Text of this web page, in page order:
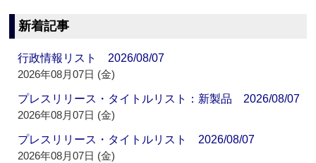
新着記事
行政情報リスト 2026/08/07
2026年08月07日 (金)
プレスリリース・タイトルリスト：新製品 2026/08/07
2026年08月07日 (金)
プレスリリース・タイトルリスト 2026/08/07
2026年08月07日 (金)